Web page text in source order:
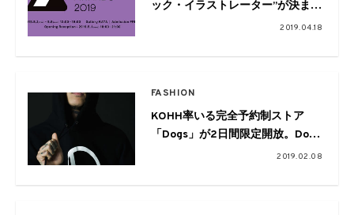
ック・イラストレーター”が決ま
る?「MUSIC ILLUSTRATION2019.04.18
FASHION
KOHH率いる完全予約制ストア
「Dogs」が2日間限定開放。Dogs
2019.02.08